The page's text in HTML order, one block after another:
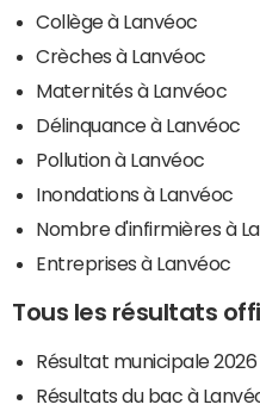
Collège à Lanvéoc
Crèches à Lanvéoc
Maternités à Lanvéoc
Délinquance à Lanvéoc
Pollution à Lanvéoc
Inondations à Lanvéoc
Nombre d'infirmières à
Entreprises à Lanvéoc
Tous les résultats
Résultat municipale
Résultats du bac à